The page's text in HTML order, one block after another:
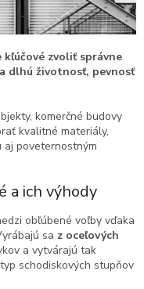
zvoliť správne
dlhú životnosť, pevnosť
komerčné budovy
kvalitné materiály,
aj poveternostným
a ich výhody
obľúbené voľby vďaka
sa z oceľových
a vytvárajú tak
schodiskových stupňov